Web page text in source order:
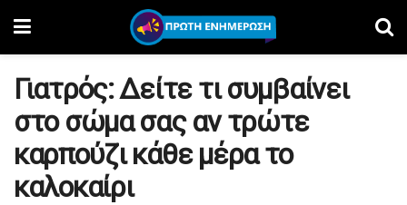
Γιατρός: Δείτε τι συμβαίνει
στο σώμα σας αν τρώτε
καρπούζι κάθε μέρα το
καλοκαίρι